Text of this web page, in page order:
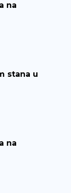
na
stana u
na